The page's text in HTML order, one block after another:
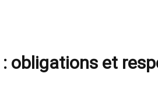
obligations et